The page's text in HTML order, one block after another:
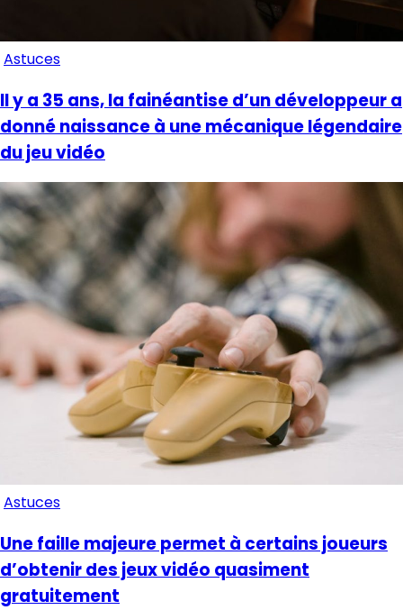
Astuces
Il y a 35 ans, la fainéantise d’un développeur a
donné naissance à une mécanique légendaire
du jeu vidéo
Astuces
Une faille majeure permet à certains joueurs
d’obtenir des jeux vidéo quasiment
gratuitement